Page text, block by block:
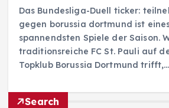
Das Bundesliga-Duell ticker:
gegen borussia dortmund ist
spannendsten Spiele der Saison.
traditionsreiche FC St. Pauli auf
Topklub Borussia Dortmund trifft,…
Search